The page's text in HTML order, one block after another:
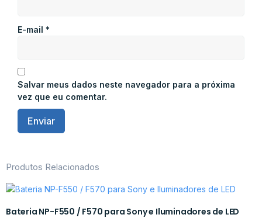
E-mail *
Salvar meus dados neste navegador para a próxima
vez que eu comentar.
Produtos Relacionados
Bateria NP-F550 / F570 para Sony e Iluminadores de LED